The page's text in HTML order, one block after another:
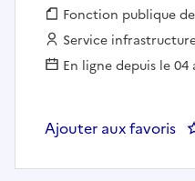
Fonction publique :
Fonction publique
Employeur :
Service
En ligne depuis le 04
Ajouter aux favoris :